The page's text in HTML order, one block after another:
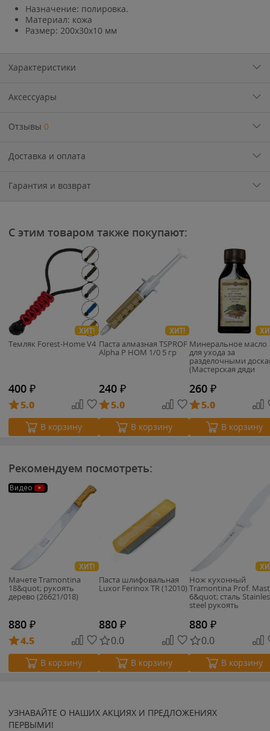
Назначение: полировка.
Материал: кожа
Размер: 200х30х10 мм
Характеристики
Аксессуары
Отзывы 0
Доставка и оплата
Гарантия и возврат
С этим товаром также покупают:
ХИТ!
Темляк Forest-Home V4
400 ₽
5.0
В корзину
ХИТ!
Паста алмазная TSPROF
Alpha P НОМ 1/0 5 гр
240 ₽
5.0
В корзину
Минеральное масло
для ухода за
разделочными
(Мастерская дяди
260 ₽
5.0
В корзину
Рекомендуем посмотреть:
Видео
ХИТ!
Мачете Tramontina
18&quot; рукоять
дерево (26621/018)
880 ₽
4.5
В корзину
Паста шлифовальная
Luxor Ferinox TR (12010)
880 ₽
0.0
В корзину
Нож кухонный
Tramontina Prof.
6&quot; сталь
steel рукоять
поликарбонат
(24604/086)
880 ₽
0.0
В корзину
УЗНАВАЙТЕ О НАШИХ АКЦИЯХ И ПРЕДЛОЖЕНИЯХ
ПЕРВЫМИ!